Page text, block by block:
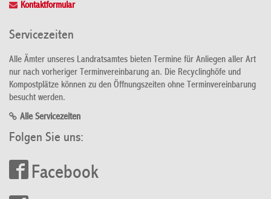
Kontaktformular
Servicezeiten
Alle Ämter unseres Landratsamtes bieten Termine für Anliegen aller Art
nur nach vorheriger Terminvereinbarung an. Die Recyclinghöfe und
Kompostplätze können zu den Öffnungszeiten ohne Terminvereinbarung
besucht werden.
Alle Servicezeiten
Folgen Sie uns:
Facebook